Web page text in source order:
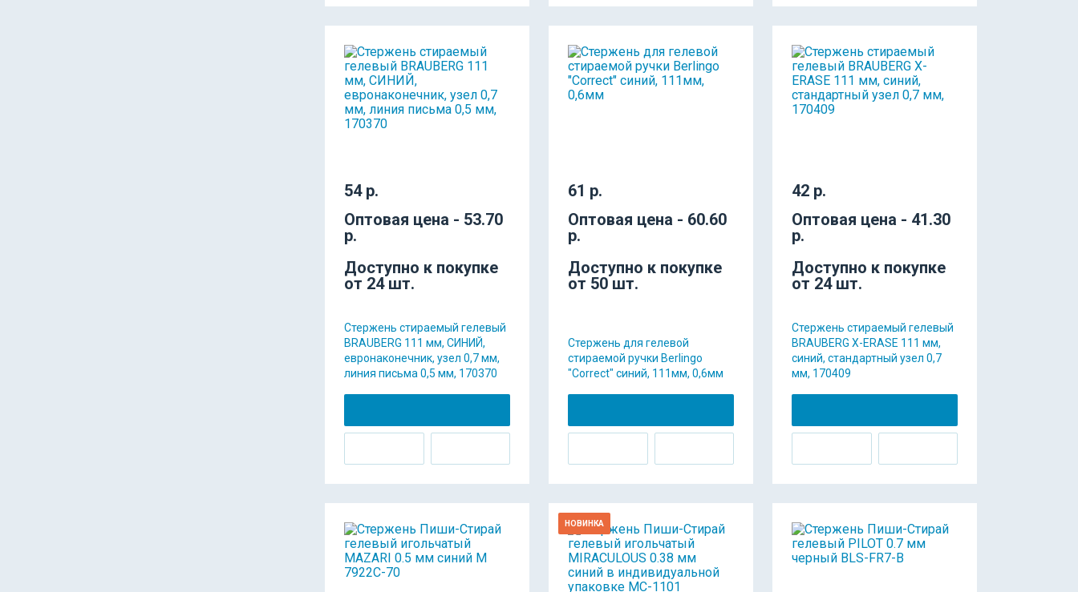
54 р.
Оптовая цена - 53.70
р.
Доступно к покупке
от 24 шт.
Стержень стираемый гелевый
BRAUBERG 111 мм, СИНИЙ,
евронаконечник, узел 0,7 мм,
линия письма 0,5 мм, 170370
61 р.
Оптовая цена - 60.60
р.
Доступно к покупке
от 50 шт.
Стержень для гелевой
стираемой ручки Berlingo
"Correct" синий, 111мм, 0,6мм
42 р.
Оптовая цена - 41.30
р.
Доступно к покупке
от 24 шт.
Стержень стираемый гелевый
BRAUBERG X-ERASE 111 мм,
синий, стандартный узел 0,7
мм, 170409
НОВИНКА